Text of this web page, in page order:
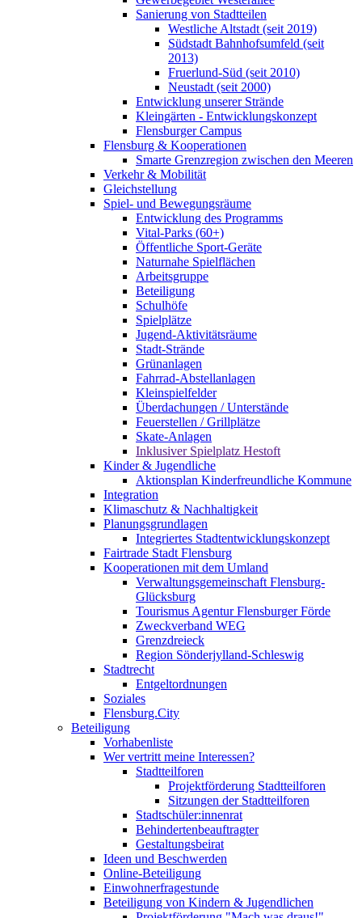
Sanierung von Stadtteilen
Westliche Altstadt (seit 2019)
Südstadt Bahnhofsumfeld (seit
2013)
Fruerlund-Süd (seit 2010)
Neustadt (seit 2000)
Entwicklung unserer Strände
Kleingärten - Entwicklungskonzept
Flensburger Campus
Flensburg & Kooperationen
Smarte Grenzregion zwischen den Meeren
Verkehr & Mobilität
Gleichstellung
Spiel- und Bewegungsräume
Entwicklung des Programms
Vital-Parks (60+)
Öffentliche Sport-Geräte
Naturnahe Spielflächen
Arbeitsgruppe
Beteiligung
Schulhöfe
Spielplätze
Jugend-Aktivitätsräume
Stadt-Strände
Grünanlagen
Fahrrad-Abstellanlagen
Kleinspielfelder
Überdachungen / Unterstände
Feuerstellen / Grillplätze
Skate-Anlagen
Inklusiver Spielplatz Hestoft
Kinder & Jugendliche
Aktionsplan Kinderfreundliche Kommune
Integration
Klimaschutz & Nachhaltigkeit
Planungsgrundlagen
Integriertes Stadtentwicklungskonzept
Fairtrade Stadt Flensburg
Kooperationen mit dem Umland
Verwaltungsgemeinschaft Flensburg-
Glücksburg
Tourismus Agentur Flensburger Förde
Zweckverband WEG
Grenzdreieck
Region Sönderjylland-Schleswig
Stadtrecht
Entgeltordnungen
Soziales
Flensburg.City
Beteiligung
Vorhabenliste
Wer vertritt meine Interessen?
Stadtteilforen
Projektförderung Stadtteilforen
Sitzungen der Stadtteilforen
Stadtschüler:innenrat
Behindertenbeauftragter
Gestaltungsbeirat
Ideen und Beschwerden
Online-Beteiligung
Einwohnerfragestunde
Beteiligung von Kindern & Jugendlichen